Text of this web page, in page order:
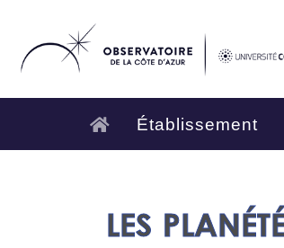
Établissement
LES